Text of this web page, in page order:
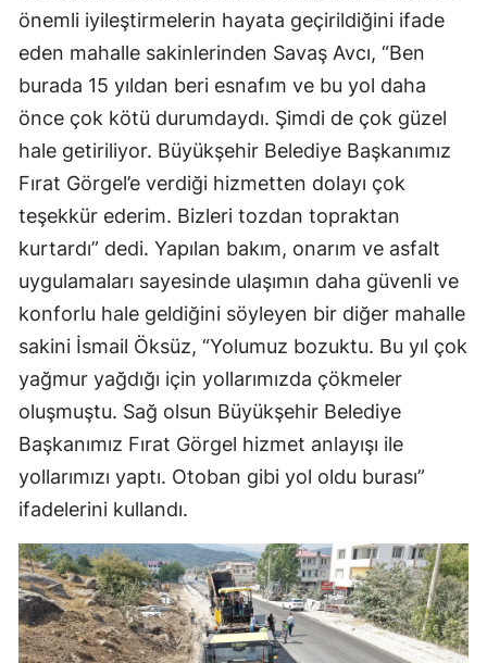
önemli iyileştirmelerin hayata geçirildiğini ifade
eden mahalle sakinlerinden Savaş Avcı, “Ben
burada 15 yıldan beri esnafım ve bu yol daha
önce çok kötü durumdaydı. Şimdi de çok güzel
hale getiriliyor. Büyükşehir Belediye Başkanımız
Fırat Görgel’e verdiği hizmetten dolayı çok
teşekkür ederim. Bizleri tozdan topraktan
kurtardı” dedi. Yapılan bakım, onarım ve asfalt
uygulamaları sayesinde ulaşımın daha güvenli ve
konforlu hale geldiğini söyleyen bir diğer mahalle
sakini İsmail Öksüz, “Yolumuz bozuktu. Bu yıl çok
yağmur yağdığı için yollarımızda çökmeler
oluşmuştu. Sağ olsun Büyükşehir Belediye
Başkanımız Fırat Görgel hizmet anlayışı ile
yollarımızı yaptı. Otoban gibi yol oldu burası”
ifadelerini kullandı.